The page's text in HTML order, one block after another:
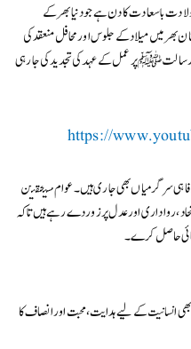
باسعادت کا دن ہے جو دنیا بھر کے
بھر میں میلاد کے جلوس اور محافل منعقد کی
رسالت ﷺ پر عمل کے عہد کی تجدید کی جارہی
https://
سرگرمیاں بھی جاری ہیں۔ عوام مستحقین
رواداری اور عدل پر زور دے رہے ہیں تاکہ
حاصل کرے۔
کے لیے ہدایت، محبت اور انصاف کا